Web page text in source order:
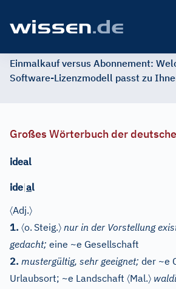
Einmalkauf versus Abonnement:
Software-Lizenzmodell passt zu
Großes Wörterbuch der
ideal
ide|al
〈Adj.〉
1. 〈o. Steig.〉 nur in der Vorstellung
gedacht; eine ~e Gesellschaft
2. mustergültig, sehr geeignet; der ~e
Urlaubsort; ~e Landschaft 〈Mal.〉